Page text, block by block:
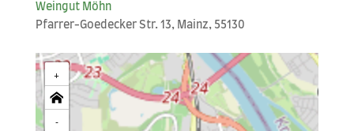
Wein­gut Möhn
Pfar­rer-Goe­de­cker Str. 13, Mainz, 55130
+
-